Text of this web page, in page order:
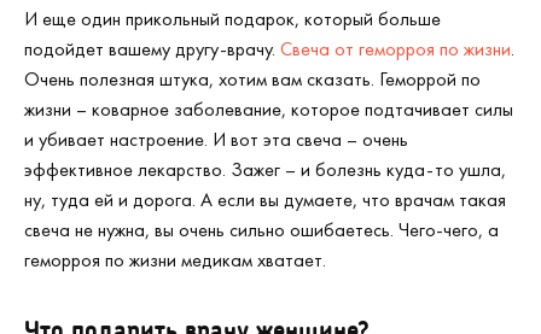
И еще один прикольный подарок, который больше
подойдет вашему другу-врачу. Свеча от геморроя по жизни.
Очень полезная штука, хотим вам сказать. Геморрой по
жизни – коварное заболевание, которое подтачивает силы
и убивает настроение. И вот эта свеча – очень
эффективное лекарство. Зажег – и болезнь куда-то ушла,
ну, туда ей и дорога. А если вы думаете, что врачам такая
свеча не нужна, вы очень сильно ошибаетесь. Чего-чего, а
геморроя по жизни медикам хватает.